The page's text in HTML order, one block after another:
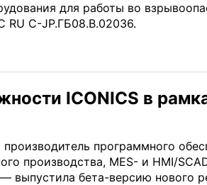
для работы во
C-JP.ГБ08.B.02036.
ICONICS в
программного
производства, MES- и HMI/
выпустила бета-версию нового